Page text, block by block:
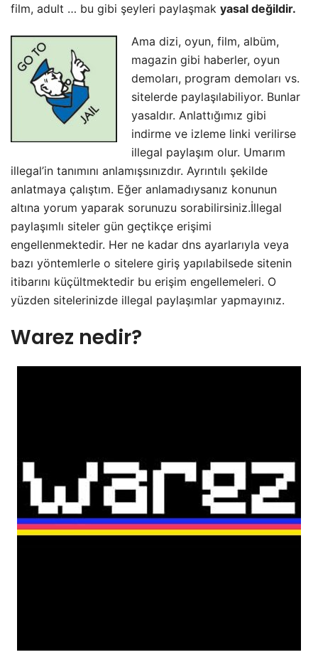
film, adult … bu gibi şeyleri paylaşmak yasal değildir.
Ama dizi, oyun, film, albüm,
magazin gibi haberler, oyun
demoları, program demoları vs.
sitelerde paylaşılabiliyor. Bunlar
yasaldır. Anlattığımız gibi
indirme ve izleme linki verilirse
illegal paylaşım olur. Umarım
illegal’in tanımını anlamışsınızdır. Ayrıntılı şekilde
anlatmaya çalıştım. Eğer anlamadıysanız konunun
altına yorum yaparak sorunuzu sorabilirsiniz.İllegal
paylaşımlı siteler gün geçtikçe erişimi
engellenmektedir. Her ne kadar dns ayarlarıyla veya
bazı yöntemlerle o sitelere giriş yapılabilsede sitenin
itibarını küçültmektedir bu erişim engellemeleri. O
yüzden sitelerinizde illegal paylaşımlar yapmayınız.
Warez nedir?